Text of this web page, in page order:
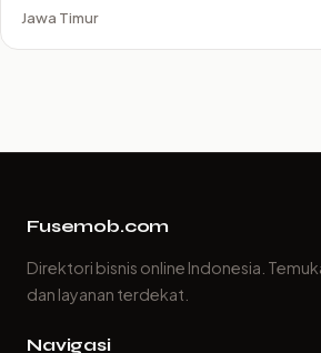
Jawa Timur
Fusemob.com
Direktori bisnis online Indonesia.
dan layanan terdekat.
Navigasi